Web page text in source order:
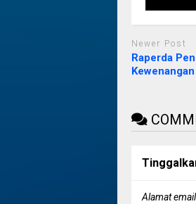
Newer Post
Raperda
Alamat